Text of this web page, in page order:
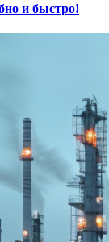
и быстро!